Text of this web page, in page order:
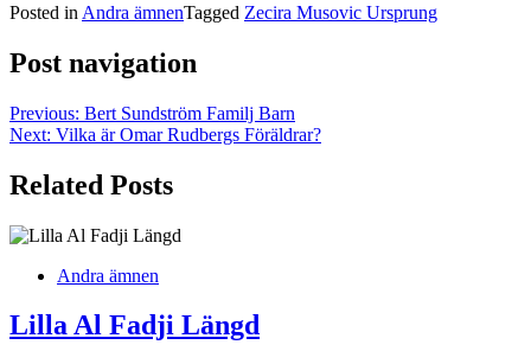
Posted in Andra ämnenTagged Zecira Musovic Ursprung
Post navigation
Previous: Bert Sundström Familj Barn
Next: Vilka är Omar Rudbergs Föräldrar?
Related Posts
Andra ämnen
Lilla Al Fadji Längd